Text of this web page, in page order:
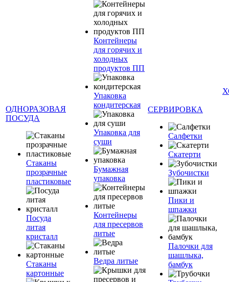
ОДНОРАЗОВАЯ
ПОСУДА
Стаканы
прозрачные
пластиковые
Посуда
литая
кристалл
Стаканы
картонные
Контейнеры
для горячих и
холодных
продуктов ПП
Упаковка
кондитерская
Упаковка для
суши
Бумажная
упаковка
Контейнеры
для пресервов
литые
Ведра литые
СЕРВИРОВКА
Салфетки
Скатерти
Зубочистки
Пики и
шпажки
Палочки для
шашлыка,
бамбук